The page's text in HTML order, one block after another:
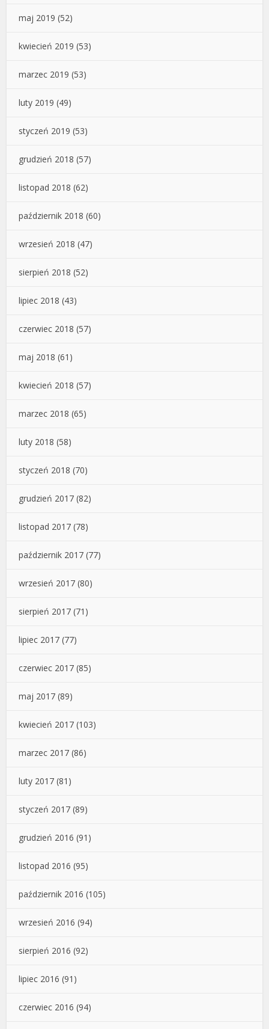
maj 2019 (52)
kwiecień 2019 (53)
marzec 2019 (53)
luty 2019 (49)
styczeń 2019 (53)
grudzień 2018 (57)
listopad 2018 (62)
październik 2018 (60)
wrzesień 2018 (47)
sierpień 2018 (52)
lipiec 2018 (43)
czerwiec 2018 (57)
maj 2018 (61)
kwiecień 2018 (57)
marzec 2018 (65)
luty 2018 (58)
styczeń 2018 (70)
grudzień 2017 (82)
listopad 2017 (78)
październik 2017 (77)
wrzesień 2017 (80)
sierpień 2017 (71)
lipiec 2017 (77)
czerwiec 2017 (85)
maj 2017 (89)
kwiecień 2017 (103)
marzec 2017 (86)
luty 2017 (81)
styczeń 2017 (89)
grudzień 2016 (91)
listopad 2016 (95)
październik 2016 (105)
wrzesień 2016 (94)
sierpień 2016 (92)
lipiec 2016 (91)
czerwiec 2016 (94)